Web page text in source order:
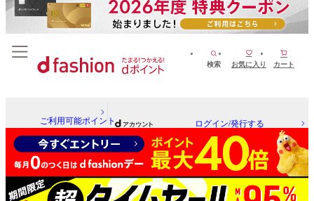
検索 お気に入り カート
ご利用可能ポイント ログイン/発行する